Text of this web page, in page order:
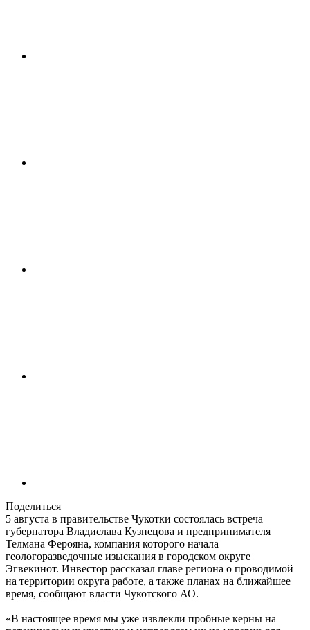
Поделиться
5 августа в правительстве Чукотки состоялась встреча
губернатора Владислава Кузнецова и предпринимателя
Телмана Ферояна, компания которого начала
геологоразведочные изыскания в городском округе
Эгвекинот. Инвестор рассказал главе региона о проводимой
на территории округа работе, а также планах на ближайшее
время, сообщают власти Чукотского АО.
«В настоящее время мы уже извлекли пробные керны на